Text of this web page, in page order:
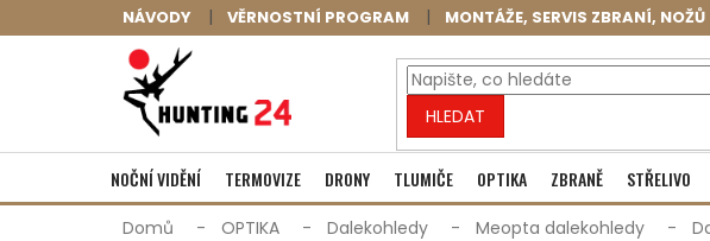
na
NÁVODY VĚRNOSTNÍ PROGRAM MONTÁŽE, SERVIS ZBRANÍ, NOŽŮ
HLEDAT
NOČNÍ VIDĚNÍ TERMOVIZE DRONY TLUMIČE OPTIKA ZBRANĚ STŘELIVO
Domů OPTIKA Dalekohledy Meopta dalekohledy